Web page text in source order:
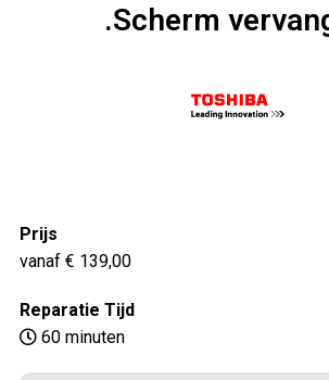
.Scherm
Prijs
vanaf € 139,00
Reparatie Tijd
60 minuten